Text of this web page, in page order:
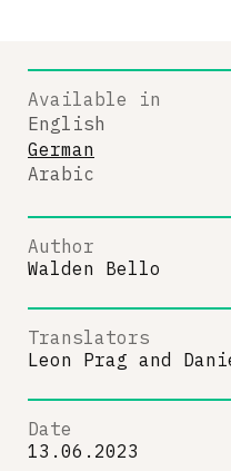
Available in
English
German
Arabic
Author
Walden Bello
Translators
Leon Prag and
Date
13.06.2023